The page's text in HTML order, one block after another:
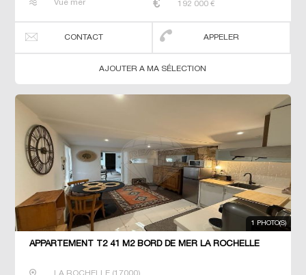
Vue mer 192 000 €
CONTACT APPELER
AJOUTER A MA SÉLECTION
1 PHOTO(S)
APPARTEMENT T2 41 M2 BORD DE MER LA ROCHELLE
LA ROCHELLE(17000)